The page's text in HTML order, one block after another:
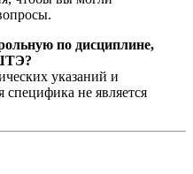
по дисциплине,
указаний и
специфика не является